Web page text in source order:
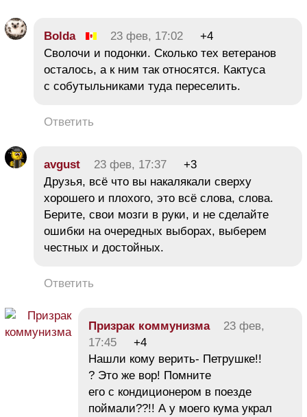
Bolda 23 фев, 17:02
+4
Сволочи и подонки. Сколько тех ветеранов
осталось, а к ним так относятся. Кактуса
с собутыльниками туда переселить.
Ответить
avgust 23 фев, 17:37
+3
Друзья, всё что вы накалякали сверху
хорошего и плохого, это всё слова, слова.
Берите, свои мозги в руки, и не сделайте
ошибки на очередных выборах, выберем
честных и достойных.
Ответить
Призрак коммунизма
23 фев,
17:45
+4
Нашли кому верить- Петрушке!!
? Это же вор! Помните
его с кондиционером в поезде
поймали??!! А у моего кума украл